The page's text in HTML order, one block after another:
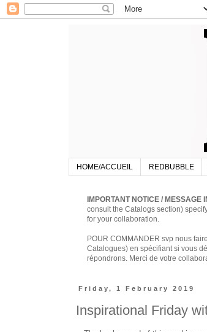
HOME/ACCUEIL REDBUBBLE
IMPORTANT NOTICE / MESSAGE
consult the Catalogs section)
for your collaboration.
POUR COMMANDER svp nous
Catalogues) en spécifiant si vous
répondrons. Merci de votre
Friday, 1 February 2019
Inspirational Friday